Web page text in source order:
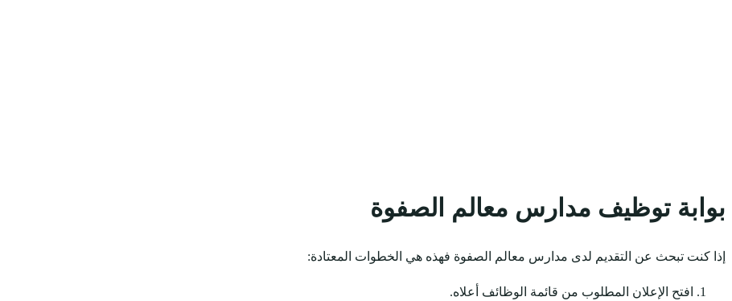
بوابة توظيف مدارس معالم الصفوة
إذا كنت تبحث عن التقديم لدى مدارس معالم الصفوة فهذه هي الخطوات المعتادة:
افتح الإعلان المطلوب من قائمة الوظائف أعلاه.